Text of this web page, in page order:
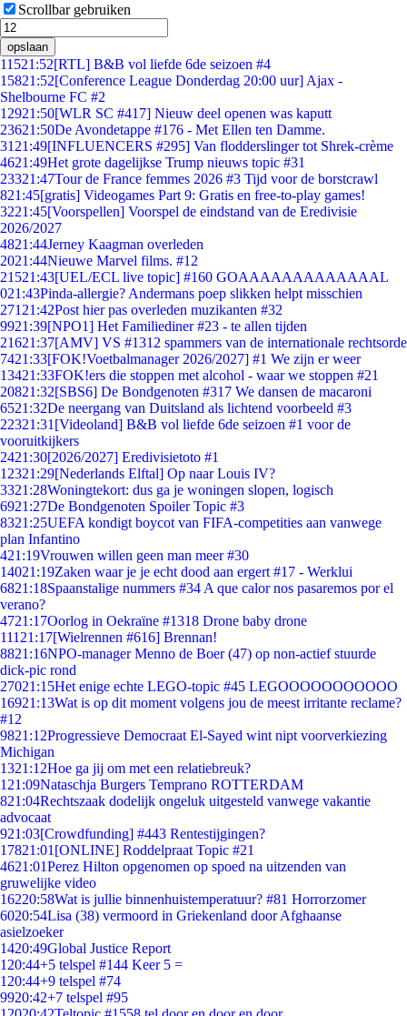
Scrollbar gebruiken
opslaan
11521:52[RTL] B&B vol liefde 6de seizoen #4
15821:52[Conference League Donderdag 20:00 uur] Ajax -
Shelbourne FC #2
12921:50[WLR SC #417] Nieuw deel openen was kaputt
23621:50De Avondetappe #176 - Met Ellen ten Damme.
31 21:49[INFLUENCERS #295] Van flodderslinger tot Shrek-crème
4621:49Het grote dagelijkse Trump nieuws topic #31
23321:47Tour de France femmes 2026 #3 Tijd voor de borstcrawl
821:45[gratis] Videogames Part 9: Gratis en free-to-play games!
3221:45[Voorspellen] Voorspel de eindstand van de Eredivisie
2026/2027
4821:44Jerney Kaagman overleden
2021:44Nieuwe Marvel films. #12
21521:43[UEL/ECL live topic] #160 GOAAAAAAAAAAAAAL
021:43Pinda-allergie? Andermans poep slikken helpt misschien
271 21:42Post hier pas overleden muzikanten #32
9921:39[NPO1] Het Familiediner #23 - te allen tijden
21621:37[AMV] VS #1312 spammers van de internationale rechtsorde
7421:33[FOK!Voetbalmanager 2026/2027] #1 We zijn er weer
13421:33FOK!ers die stoppen met alcohol - waar we stoppen #21
20821:32[SBS6] De Bondgenoten #317 We dansen de macaroni
6521:32De neergang van Duitsland als lichtend voorbeeld #3
22321:31 [Videoland] B&B vol liefde 6de seizoen #1 voor de
vooruitkijkers
2421:30[2026/2027] Eredivisietoto #1
12321:29[Nederlands Elftal] Op naar Louis IV?
3321:28Woningtekort: dus ga je woningen slopen, logisch
6921:27De Bondgenoten Spoiler Topic #3
8321:25UEFA kondigt boycot van FIFA-competities aan vanwege
plan Infantino
421:19Vrouwen willen geen man meer #30
14021:19Zaken waar je je echt dood aan ergert #17 - Werklui
6821:18Spaanstalige nummers #34 A que calor nos pasaremos por el
verano?
4721:17Oorlog in Oekraïne #1318 Drone baby drone
111 21:17[Wielrennen #616] Brennan!
8821:16NPO-manager Menno de Boer (47) op non-actief stuurde
dick-pic rond
27021:15Het enige echte LEGO-topic #45 LEGOOOOOOOOOOO
16921:13Wat is op dit moment volgens jou de meest irritante reclame?
#12
9821:12Progressieve Democraat El-Sayed wint nipt voorverkiezing
Michigan
1321:12Hoe ga jij om met een relatiebreuk?
1 21:09Nataschja Burgers Temprano ROTTERDAM
821:04Rechtszaak dodelijk ongeluk uitgesteld vanwege vakantie
advocaat
921:03[Crowdfunding] #443 Rentestijgingen?
17821:01 [ONLINE] Roddelpraat Topic #21
4621:01Perez Hilton opgenomen op spoed na uitzenden van
gruwelijke video
16220:58Wat is jullie binnenhuistemperatuur? #81 Horrorzomer
6020:54Lisa (38) vermoord in Griekenland door Afghaanse
asielzoeker
1420:49Global Justice Report
1 20:44+5 telspel #144 Keer 5 =
1 20:44+9 telspel #74
9920:42+7 telspel #95